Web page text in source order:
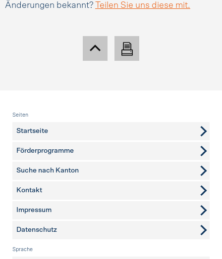
Änderungen bekannt?
Teilen Sie uns diese mit.
Fusszeile
Seiten
Startseite
Förderprogramme
Suche nach Kanton
weitere Seiten
Kontakt
Impressum
Datenschutz
Sprache